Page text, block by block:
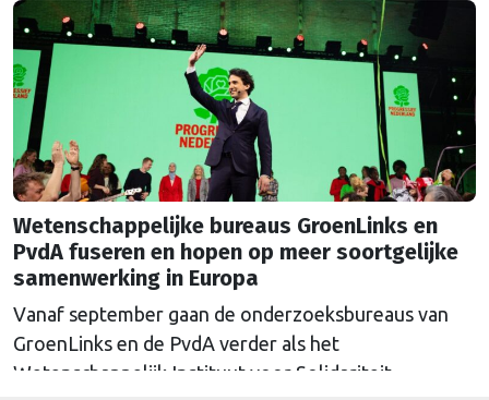
Wetenschappelijke bureaus GroenLinks en
PvdA fuseren en hopen op meer soortgelijke
samenwerking in Europa
Vanaf september gaan de onderzoeksbureaus van
GroenLinks en de PvdA verder als het
Wetenschappelijk Instituut voor Solidariteit.